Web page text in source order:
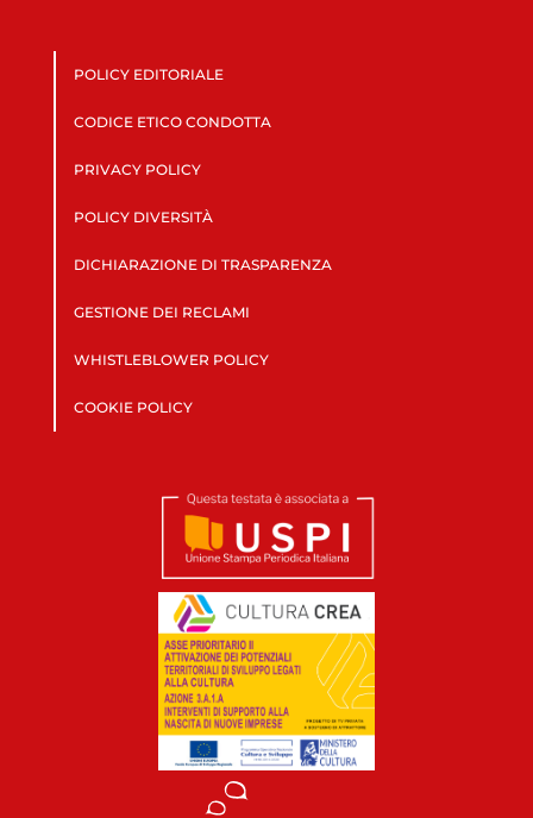
POLICY EDITORIALE
CODICE ETICO CONDOTTA
PRIVACY POLICY
POLICY DIVERSITÀ
DICHIARAZIONE DI TRASPARENZA
GESTIONE DEI RECLAMI
WHISTLEBLOWER POLICY
COOKIE POLICY